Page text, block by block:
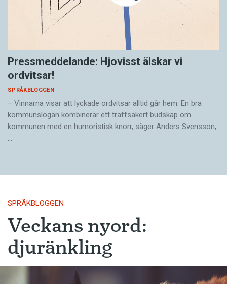
Pressmeddelande: Hjovisst älskar vi
ordvitsar!
SPRÅKBLOGGEN
– Vinnarna visar att lyckade ordvitsar alltid går hem. En bra
kommunslogan kombinerar ett träffsäkert budskap om
kommunen med en humoristisk knorr, säger Anders Svensson,
…
SPRÅKBLOGGEN
Veckans nyord:
djuränkling